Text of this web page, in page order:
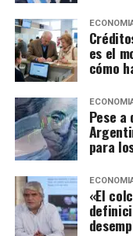
es el
cómo
Pese
para
«El